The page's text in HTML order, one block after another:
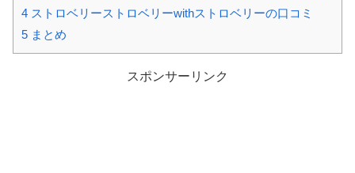
4 ストロベリーストロベリーwithストロベリーの口コミ
5 まとめ
スポンサーリンク